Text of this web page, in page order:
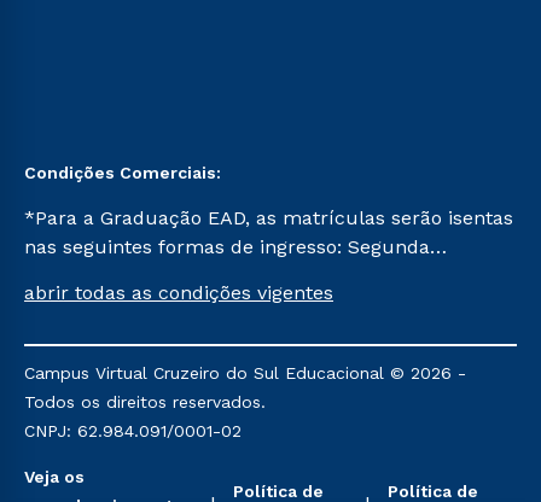
Condições Comerciais:
*Para a Graduação EAD, as matrículas serão isentas
nas seguintes formas de ingresso: Segunda
Já para as demais, a taxa de matrícula será de R$
mencionadas são referentes aos cursos: Ensino
Religioso, Geografia para a Docência e Metodologia
do Ensino de História: Questões Atuais.
abrir todas as condições vigentes
Campus Virtual Cruzeiro do Sul Educacional © 2026 -
Todos os direitos reservados.
CNPJ: 62.984.091/0001-02
Veja os
Política de Política de